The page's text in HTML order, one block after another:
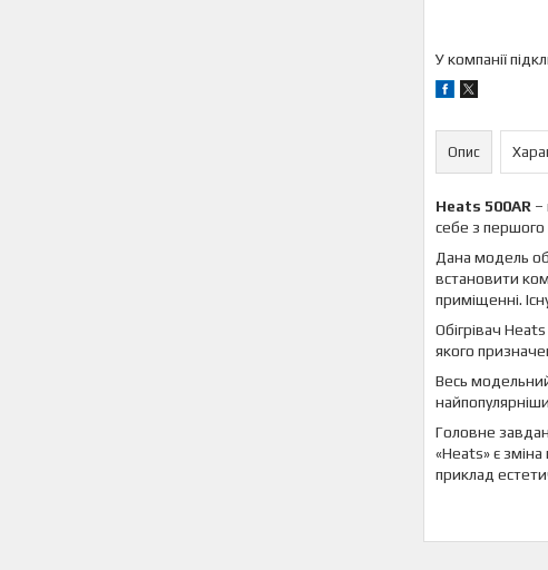
У компанії
Опис
Heats 500AR –
себе з
Дана модель
встановити
приміщенні.
Обігрівач
якого
Весь
Головне
«Heats» є
приклад